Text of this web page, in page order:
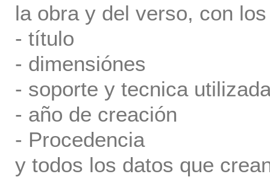
la obra y del verso, con
- título
- dimensiónes
- soporte y tecnica
- año de creación
- Procedencia
y todos los datos que